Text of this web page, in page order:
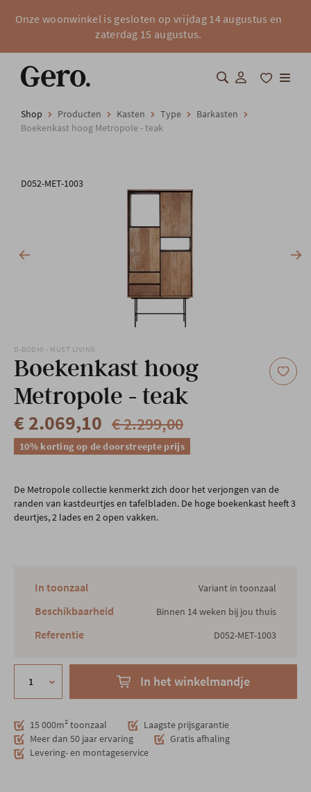
Onze woonwinkel is gesloten op vrijdag 14 augustus en
zaterdag 15 augustus.
Shop
Shop Producten Kasten Type
Barkasten
Boekenkast hoog Metropole - teak
D052-MET-1003
D-BODHI - MUST LIVING
Boekenkast hoog
Metropole - teak
€ 2.069,10 € 2.299,00
10% korting op de doorstreepte prijs
De Metropole collectie kenmerkt zich door het verjongen van de
randen van kastdeurtjes en tafelbladen. De hoge boekenkast heeft 3
deurtjes, 2 lades en 2 open vakken.
In toonzaal Variant in toonzaal
Beschikbaarheid Binnen 14 weken bij jou thuis
Referentie D052-MET-1003
In het winkelmandje
15 000m² toonzaal
Laagste prijsgarantie
Meer dan 50 jaar ervaring
Gratis afhaling
Levering- en montageservice